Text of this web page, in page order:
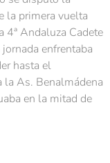
la primera vuelta
4ª Andaluza Cadete
enfrentaba
hasta el
la As. Benalmádena
en la mitad de